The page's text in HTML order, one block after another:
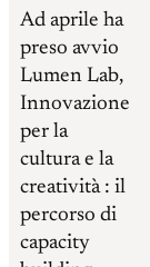
Ad aprile ha
preso avvio
Lumen Lab,
Innovazione
per la
cultura e la
creatività : il
percorso di
capacity